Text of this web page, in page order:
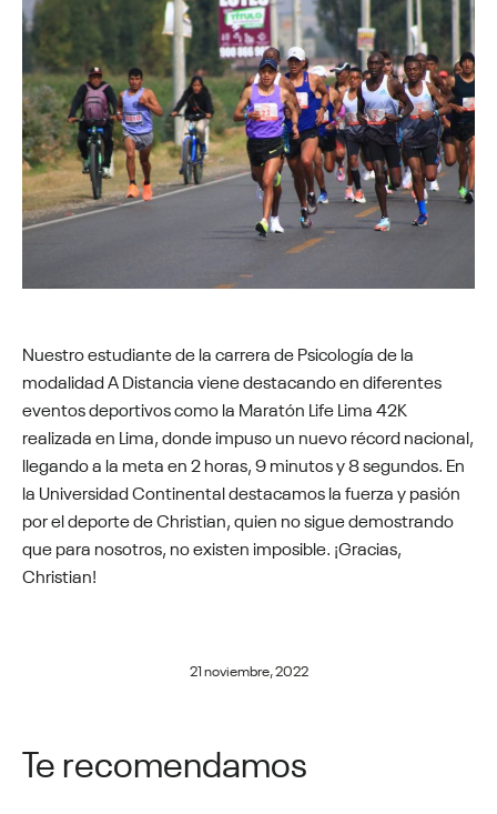
Nuestro estudiante de la carrera de Psicología de la
modalidad A Distancia viene destacando en diferentes
eventos deportivos como la Maratón Life Lima 42K
realizada en Lima, donde impuso un nuevo récord nacional,
llegando a la meta en 2 horas, 9 minutos y 8 segundos. En
la Universidad Continental destacamos la fuerza y pasión
por el deporte de Christian, quien no sigue demostrando
que para nosotros, no existen imposible. ¡Gracias,
Christian!
21 noviembre, 2022
Te recomendamos